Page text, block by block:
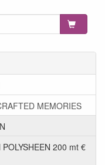
MEMORIES
200 mt €